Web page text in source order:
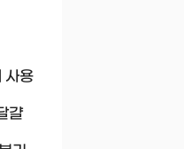
사용
걀